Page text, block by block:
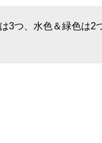
3つ、水色＆緑色は